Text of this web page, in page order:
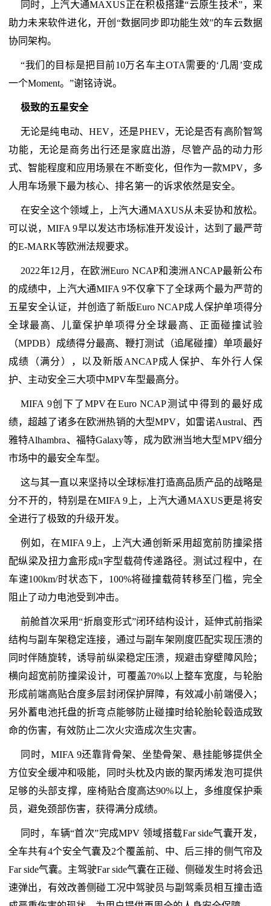
同时，上汽大通MAXUS正在积极搭建“云原生技术”，来
助力未来软件进化，开创“数据同步即功能生效”的车云数据
协同架构。
“我们的目标是把目前10万名车主OTA需要的‘几周’变成
一个Moment。”谢铭诗说。
极致的五星安全
无论是纯电动、HEV，还是PHEV，无论是否有高阶智驾
功能，无论是商务出行还是家庭出游，尽管产品的动力形
式、智能程度和应用场景在不断变化，但作为一款MPV，多
人用车场景下最为核心、排名第一的诉求依然是安全。
在安全这个领域上，上汽大通MAXUS从未妥协和放松。
可以说，MIFA 9早以发达市场标准开发设计，达到了最严苛
的E-MARK等欧洲法规要求。
2022年12月，在欧洲Euro NCAP和澳洲ANCAP最新公布
的成绩中，上汽大通MIFA 9不仅拿下了全球两个最为严苛的
五星安全认证，并创造了新版Euro NCAP成人保护单项得分
全球最高、儿童保护单项得分全球最高、正面碰撞试验
（MPDB）成绩得分最高、鞭打测试（追尾碰撞）单项最好
成绩（满分），以及新版ANCAP成人保护、车外行人保
护、主动安全三大项中MPV车型最高分。
MIFA 9创下了MPV在Euro NCAP测试中得到的最好成
绩，超越了诸多在欧洲热销的大型MPV，如雷诺Austral、西
雅特Alhambra、福特Galaxy等，成为欧洲当地大型MPV细分
市场中的最安全车型。
这与其一直以来坚持以全球标准打造高品质产品的战略是
分不开的，特别是在MIFA 9上，上汽大通MAXUS更是将安
全进行了极致的升级开发。
例如，在MIFA 9上，上汽大通创新采用超宽前防撞梁搭
配纵梁及扭力盒形成π字型载荷传递路径。测试过程中，在
车速100km/时状态下，100%将碰撞载荷转移至门槛，完全
阻止了动力电池受到冲击。
前舱首次采用“折扇变形式”闭环结构设计，延伸式前指梁
结构与副车架稳定连接，通过与副车架刚度匹配实现压溃的
同时伴随旋转，诱导前纵梁稳定压溃，规避击穿壁障风险；
横向超宽前防撞梁设计，可覆盖70%以上整车宽度，与轮胎
形成前端高贴合度多层封闭保护屏障，有效减小前端侵入；
另外蓄电池托盘的折弯点能够防止碰撞时给轮胎轮毂造成致
命的伤害，有效防止二次火灾造成次生灾害。
同时，MIFA 9还靠背骨架、坐垫骨架、悬挂能够提供全
方位安全缓冲和吸能，同时头枕及内嵌的聚丙烯发泡可提供
足够的头部支撑，座椅贴合度高达90%以上，多维度保护乘
员，避免颈部伤害，获得满分成绩。
同时，车辆“首次”完成MPV 领域搭载Far side气囊开发，
全车共有4个安全气囊及2个覆盖前、中、后三排的侧气帘及
Far side气囊。主驾驶Far side气囊在正碰、侧碰发生时将会迅
速弹出，有效改善侧碰工况中驾驶员与副驾乘员相互撞击造